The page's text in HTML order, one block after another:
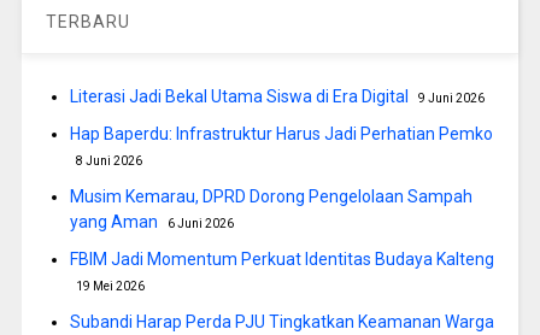
TERBARU
Literasi Jadi Bekal Utama Siswa di Era Digital 9 Juni 2026
Hap Baperdu: Infrastruktur Harus Jadi Perhatian Pemko
8 Juni 2026
Musim Kemarau, DPRD Dorong Pengelolaan Sampah
yang Aman
6 Juni 2026
FBIM Jadi Momentum Perkuat Identitas Budaya Kalteng
19 Mei 2026
Subandi Harap Perda PJU Tingkatkan Keamanan Warga